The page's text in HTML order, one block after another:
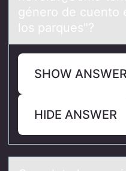
género de cuento
los parques"?
SHOW ANSWER
HIDE ANSWER